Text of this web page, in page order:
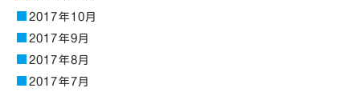
2017年10月
2017年9月
2017年8月
2017年7月